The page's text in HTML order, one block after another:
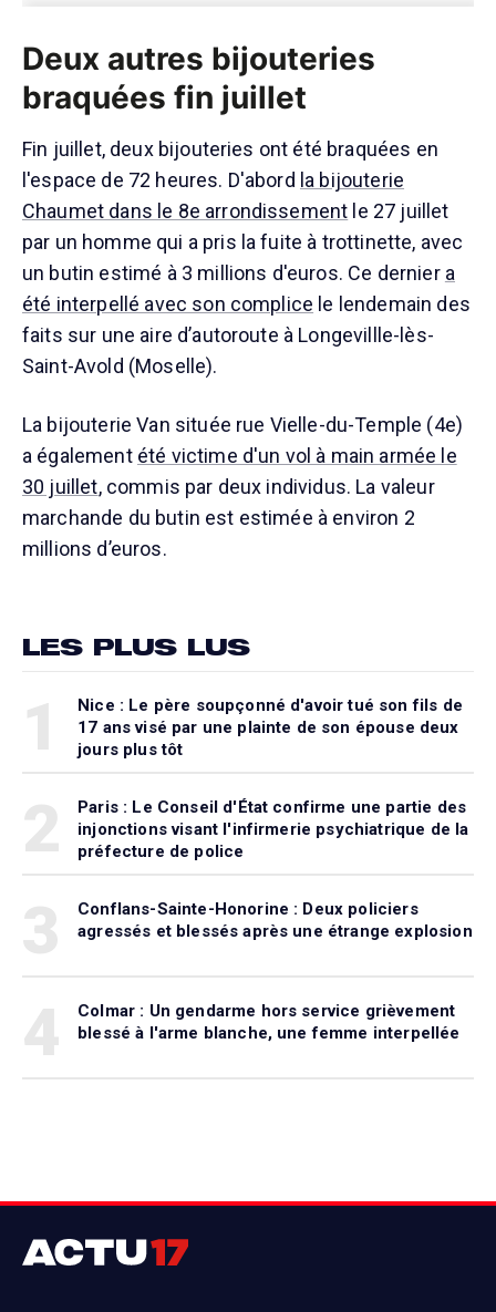
Deux autres bijouteries
braquées fin juillet
Fin juillet, deux bijouteries ont été braquées en
l'espace de 72 heures. D'abord la bijouterie
Chaumet dans le 8e arrondissement le 27 juillet
par un homme qui a pris la fuite à trottinette, avec
un butin estimé à 3 millions d'euros. Ce dernier a
été interpellé avec son complice le lendemain des
faits sur une aire d’autoroute à Longevillle-lès-
Saint-Avold (Moselle).
La bijouterie Van située rue Vielle-du-Temple (4e)
a également été victime d'un vol à main armée le
30 juillet, commis par deux individus. La valeur
marchande du butin est estimée à environ 2
millions d’euros.
LES PLUS LUS
Nice : Le père soupçonné d'avoir tué son fils de
17 ans visé par une plainte de son épouse deux
jours plus tôt
Paris : Le Conseil d'État confirme une partie des
injonctions visant l'infirmerie psychiatrique de la
préfecture de police
Conflans-Sainte-Honorine : Deux policiers
agressés et blessés après une étrange explosion
Colmar : Un gendarme hors service grièvement
blessé à l'arme blanche, une femme interpellée